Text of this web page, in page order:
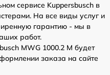
сервисе Kuppersbusch в
На все виды услуг и
гарантию - мы в
работ.
MWG 1000.2 M будет
заказа на сайте